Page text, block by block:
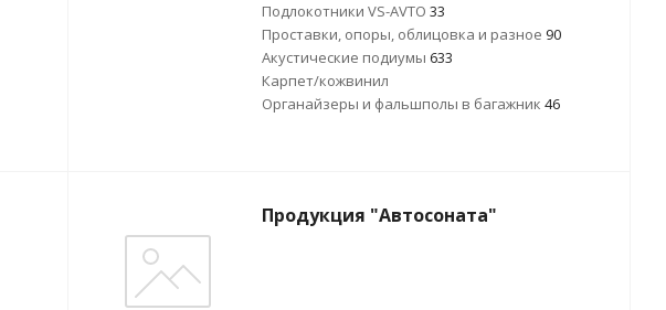
Подлокотники VS-AVTO 33
Проставки, опоры, облицовка и разное 90
Акустические подиумы 633
Карпет/кожвинил
Органайзеры и фальшполы в багажник 46
Продукция "Автосоната"